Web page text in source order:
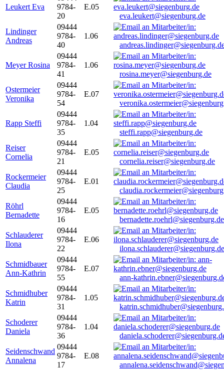
Leukert Eva
9784-
20
E.05
eva.leukert@siegenburg.de
Lindinger
Andreas
09444
9784-
40
1.06
Meyer Rosina
09444
9784-
41
1.06
rosina.meyer@siegenburg.de
Ostermeier
Veronika
09444
9784-
54
E.07
Rapp Steffi
09444
9784-
35
1.04
steffi.rapp@siegenburg.de
Reiser
Cornelia
09444
9784-
21
E.05
cornelia.reiser@siegenburg.de
Rockermeier
Claudia
09444
9784-
25
E.01
Röhrl
Bernadette
09444
9784-
16
E.05
bernadette.roehrl@siegenburg.de
Schlauderer
Ilona
09444
9784-
22
E.06
ilona.schlauderer@siegenburg.de
Schmidbauer
Ann-Kathrin
09444
9784-
55
E.07
ann-
Schmidhuber
Katrin
09444
9784-
31
1.05
Schoderer
Daniela
09444
9784-
36
1.04
Seidenschwand
Annalena
09444
9784-
17
E.08